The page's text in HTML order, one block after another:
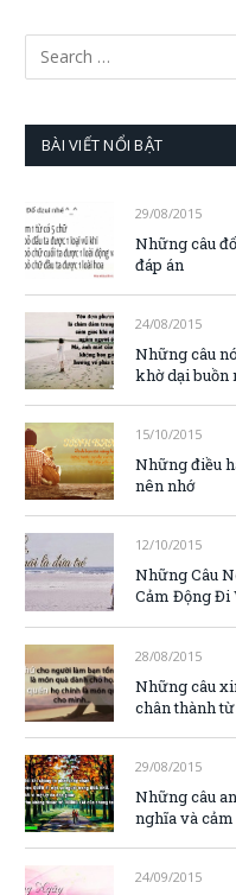
BÀI VIẾT NỔI BẬT
29/08/2015
Những câu
đáp án
24/08/2015
Những câu
khờ dại buồn
15/10/2015
Những điều
nên nhớ
12/10/2015
Những Câu
Cảm Động Đi
28/08/2015
Những câu
chân thành
29/08/2015
Những câu
nghĩa và
24/09/2015